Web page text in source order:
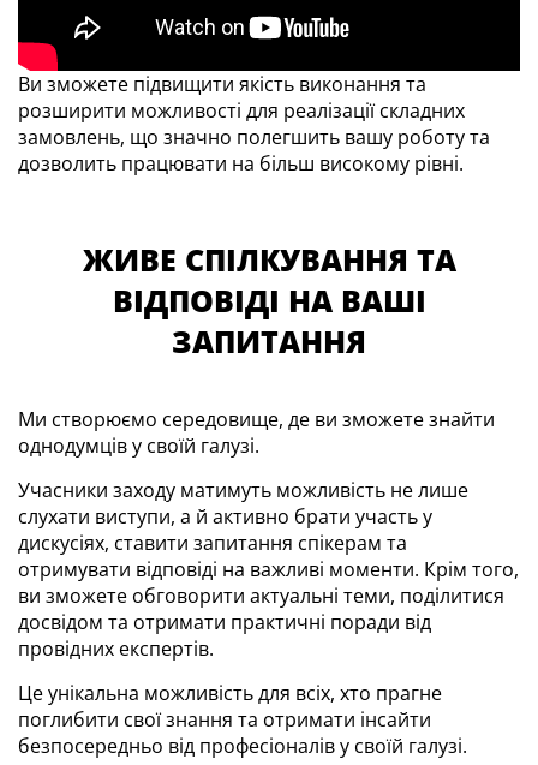
Ви зможете підвищити якість виконання та
розширити можливості для реалізації складних
замовлень, що значно полегшить вашу роботу та
дозволить працювати на більш високому рівні.
ЖИВЕ СПІЛКУВАННЯ ТА
ВІДПОВІДІ НА ВАШІ
ЗАПИТАННЯ
Ми створюємо середовище, де ви зможете знайти
однодумців у своїй галузі.
Учасники заходу матимуть можливість не лише
слухати виступи, а й активно брати участь у
дискусіях, ставити запитання спікерам та
отримувати відповіді на важливі моменти. Крім того,
ви зможете обговорити актуальні теми, поділитися
досвідом та отримати практичні поради від
провідних експертів.
Це унікальна можливість для всіх, хто прагне
поглибити свої знання та отримати інсайти
безпосередньо від професіоналів у своїй галузі.